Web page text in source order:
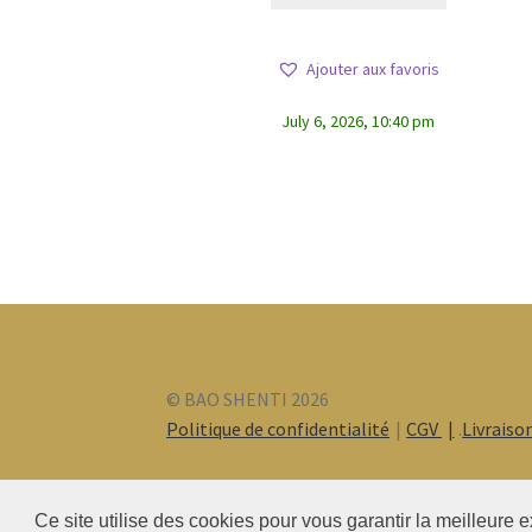
Ce site utilise des cookies pour vous garantir la meilleure
Ajouter aux favoris
July 6, 2026, 10:40 pm
© BAO SHENTI 2026
Politique de confidentialité
CGV .